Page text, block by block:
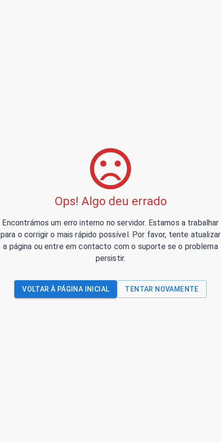
Ops! Algo deu errado
Encontrámos um erro interno no servidor. Estamos a trabalhar
para o corrigir o mais rápido possível. Por favor, tente atualizar
a página ou entre em contacto com o suporte se o problema
persistir.
VOLTAR À PÁGINA INICIAL TENTAR NOVAMENTE